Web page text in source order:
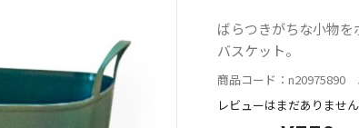
ばらつきがちな小物
バスケット。
商品コード：n20975890
レビューはまだありません